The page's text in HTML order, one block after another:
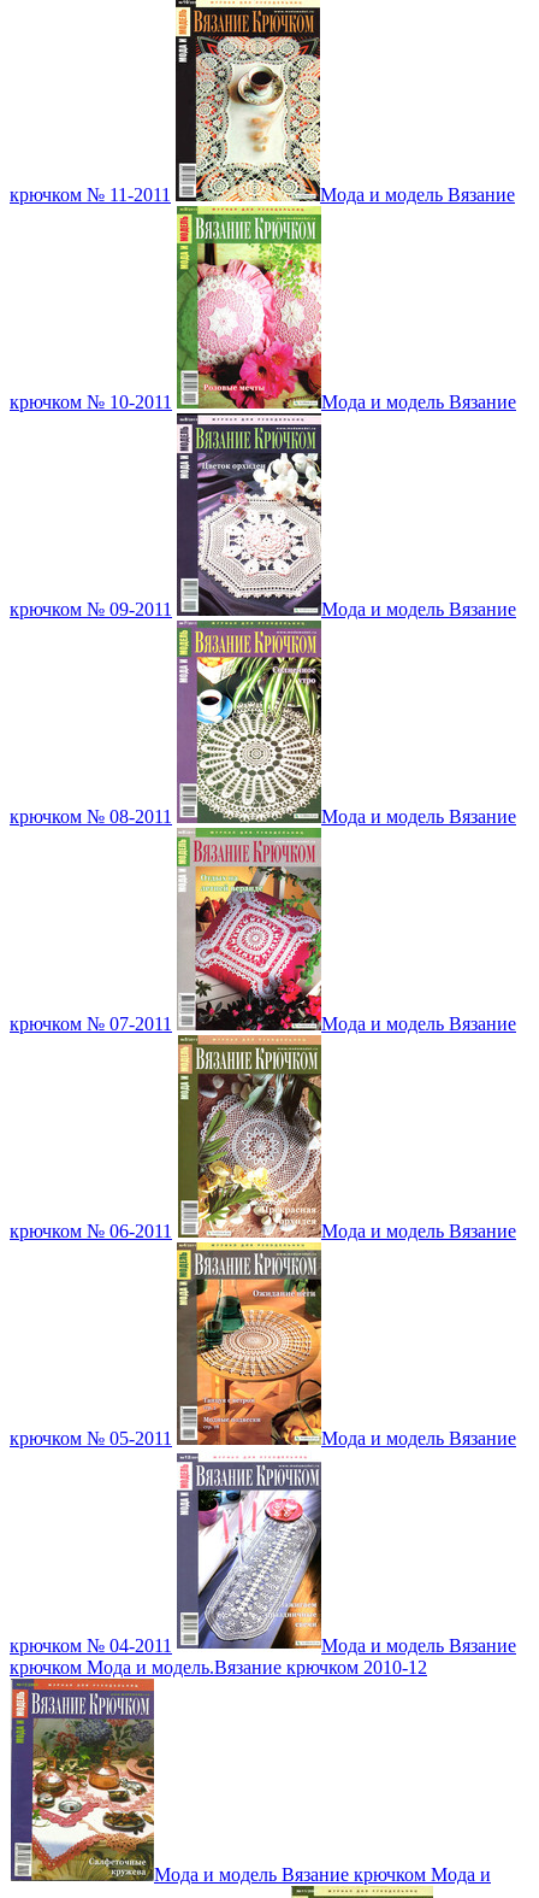
крючком № 11-2011 Мода и модель Вязание
крючком № 10-2011 Мода и модель Вязание
крючком № 09-2011 Мода и модель Вязание
крючком № 08-2011 Мода и модель Вязание
крючком № 07-2011 Мода и модель Вязание
крючком № 06-2011 Мода и модель Вязание
крючком № 05-2011 Мода и модель Вязание
крючком № 04-2011
Мода и модель Вязание
крючком Мода и модель.Вязание крючком 2010-12
Мода и модель Вязание крючком Мода и